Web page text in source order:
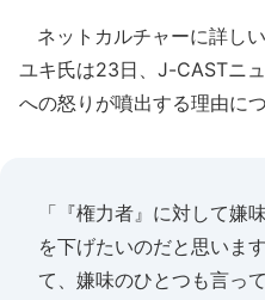
ネットカルチャーに詳し
ユキ氏は23日、J-CASTニ
への怒りが噴出する理由に
「『権力者』に対して嫌
を下げたいのだと思いま
て、嫌味のひとつも言っ